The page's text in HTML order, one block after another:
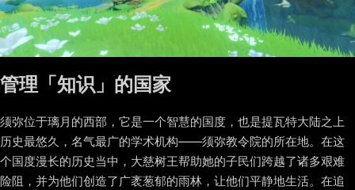
管理「知识」的国家
须弥位于璃月的西部，它是一个智慧的国度，也是提瓦特大陆之上
历史最悠久，名气最广的学术机构——须弥教令院的所在地。在这
个国度漫长的历史当中，大慈树王帮助她的子民们跨越了诸多艰难
险阻，并为他们创造了广袤葱郁的雨林，让他们平静地生活。在追